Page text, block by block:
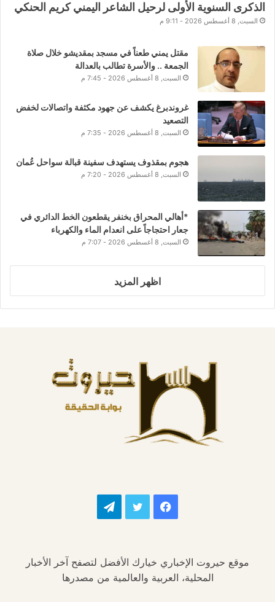
الذكرى السنوية الأولى لرحيل الشاعر اليمني كريم الحنكي
السبت, 8 أغسطس 2026 - 9:11 م
مقتل يمني طعناً في مسجد بمقديشو خلال صلاة
الجمعة .. والأسرة تطالب بالعدالة
السبت, 8 أغسطس 2026 - 7:45 م
غروندبرغ يكشف عن جهود مكثفة واتصالات لخفض
التصعيد
السبت, 8 أغسطس 2026 - 7:35 م
هجوم بمقذوف يستهدف سفينة قبالة سواحل عُمان
السبت, 8 أغسطس 2026 - 7:20 م
*أهالي المحراق بخنفر يقطعون الخط الدائري في
جعار احتجاجاً على انعدام الماء والكهرباء
السبت, 8 أغسطس 2026 - 7:07 م
اظهر المزيد
فيسبوك تويتر تيلقرام
موقع حيروت الإخباري خيارك الأفضل لتصفح آخر الأخبار
المحلية، العربية والعالمية من مصدرها